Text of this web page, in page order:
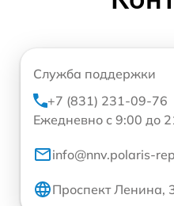
Служба поддержки
+7 (831) 231-09-76
Ежедневно с 9:00 до
info@nnv.polaris-
Проспект Ленина,